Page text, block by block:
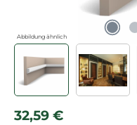
Abbildung ähnlich
Regulärer Preis:
32,59 €